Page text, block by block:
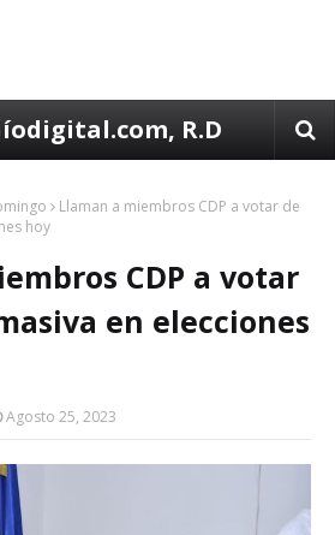
R.D
Llaman a miembros CDP a votar de
hoy
CDP a votar
en elecciones
Agosto 25, 2023